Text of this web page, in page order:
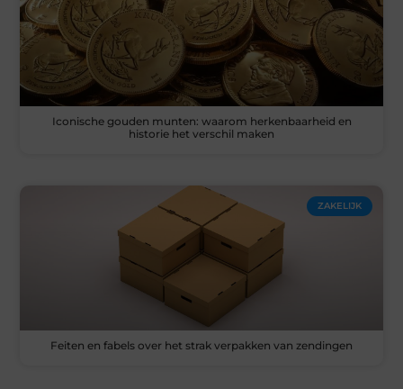
Iconische gouden munten: waarom herkenbaarheid en
historie het verschil maken
ZAKELIJK
Feiten en fabels over het strak verpakken van zendingen